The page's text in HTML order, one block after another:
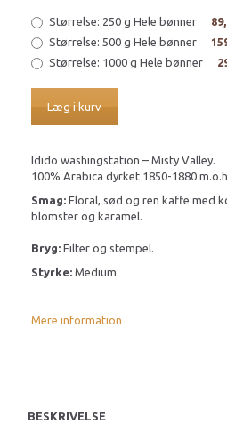
Størrelse: 250 g Hele bønner
Størrelse: 500 g Hele bønner
Størrelse: 1000 g Hele bønner
Læg i kurv
Idido washingstation – Misty Valley.
100% Arabica dyrket 1850-1880
Smag: Floral, sød og ren kaffe med
blomster og karamel.
Bryg: Filter og stempel.
Styrke: Medium
Mere information
BESKRIVELSE